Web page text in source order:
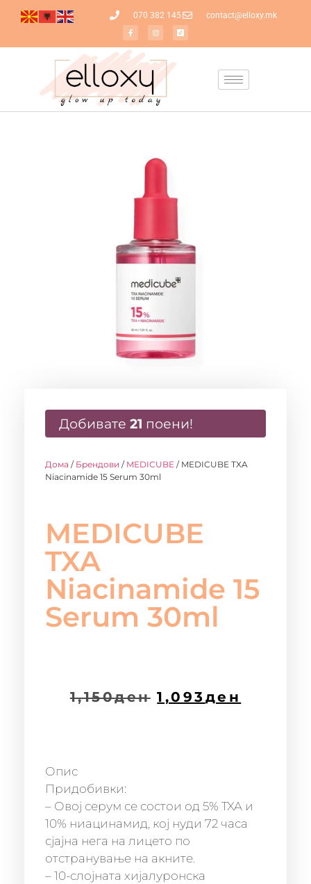
070 382 145 contact@elloxy.mk
Добивате 21 поени!
Дома / Брендови / MEDICUBE / MEDICUBE TXA
Niacinamide 15 Serum 30ml
MEDICUBE
TXA
Niacinamide 15
Serum 30ml
1,150ден 1,093 ден
Опис
Придобивки:
– Овој серум се состои од 5% TXA и
10% ниацинамид, кој нуди 72 часа
сјајна нега на лицето по
отстранување на акните.
– 10-слојната хијалуронска